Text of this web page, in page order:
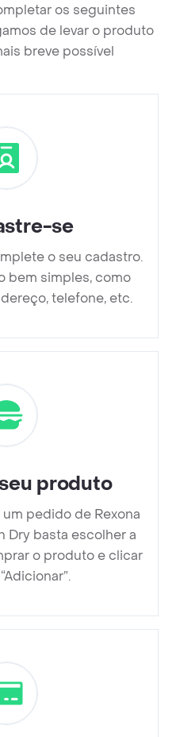
os seguintes
de levar o produto
breve possível
se
o seu cadastro.
bem simples, como
telefone, etc.
produto
pedido de Rexona
Dry basta escolher a
o produto e clicar